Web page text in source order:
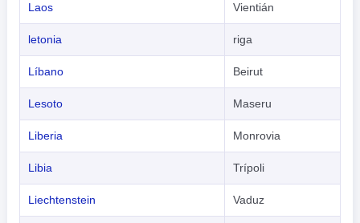
Laos Vientián
letonia riga
Líbano Beirut
Lesoto Maseru
Liberia Monrovia
Libia Trípoli
Liechtenstein Vaduz